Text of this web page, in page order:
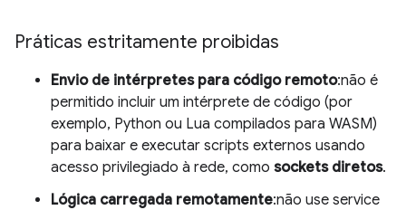
Práticas estritamente proibidas
Envio de intérpretes para código remoto:não é
permitido incluir um intérprete de código (por
exemplo, Python ou Lua compilados para WASM)
para baixar e executar scripts externos usando
acesso privilegiado à rede, como sockets diretos.
Lógica carregada remotamente:não use service